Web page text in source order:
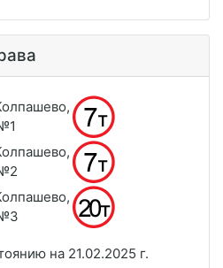
на 21.02.2025 г.